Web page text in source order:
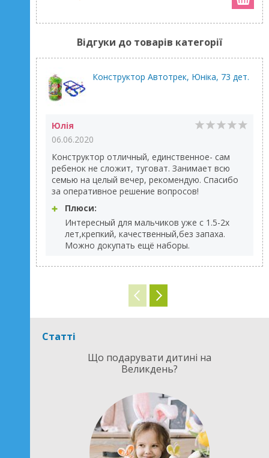
Відгуки до товарів категорії
Конструктор Автотрек, Юніка, 73 дет.
Юлія
06.06.2020
Конструктор отличный, единственное- сам
ребенок не сложит, туговат. Занимает всю
семью на целый вечер, рекомендую. Спасибо
за оперативное решение вопросов!
Плюси:
Интересный для мальчиков уже с 1.5-2х
лет,крепкий, качественный,без запаха.
Можно докупать ещё наборы.
Статті
Що подарувати дитині на
Великдень?